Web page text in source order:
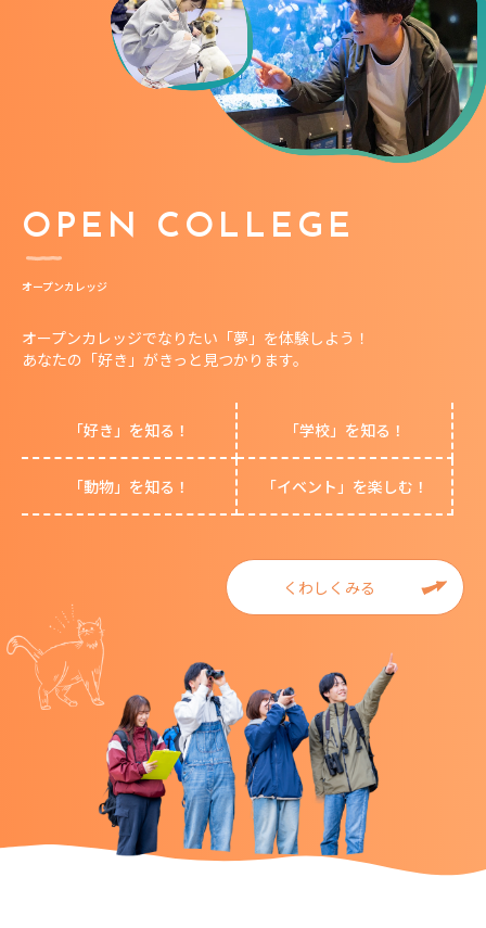
OPEN COLLEGE
オープンカレッジ
オープンカレッジでなりたい「夢」を体験しよう！
あなたの「好き」がきっと見つかります。
「好き」を知る！ 「学校」を知る！
「動物」を知る！ 「イベント」を楽しむ！
くわしくみる